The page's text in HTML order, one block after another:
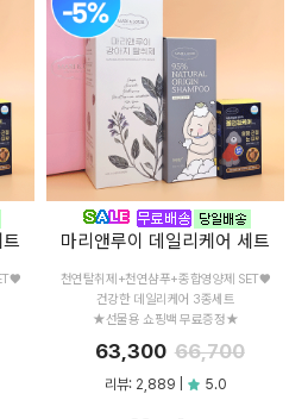
마리앤루이 데일리케어 세트
천연탈취제+천연샴푸+종합영양제 SET♥
건강한 데일리케어 3종세트
★선물용 쇼핑백 무료증정★
63,300 66,700
리뷰: 2,889 | 5.0